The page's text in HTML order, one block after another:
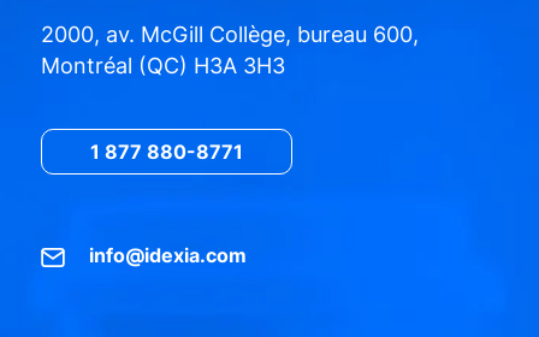
2000, av. McGill Collège, bureau 600,
Montréal (QC) H3A 3H3
1 877 880-8771
info@idexia.com